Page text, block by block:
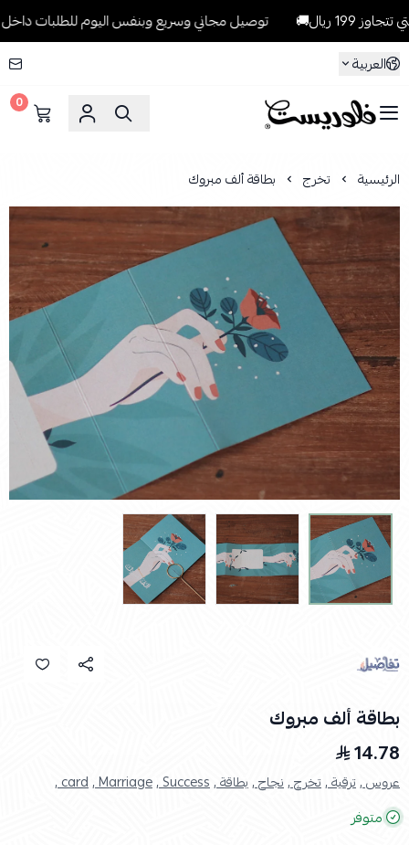
توصيل مجاني وسريع وبنفس اليوم للطلبات داخل الرياض
العربية
فلوريست Florist
0
الرئيسية تخرج بطاقة ألف مبروك
بطاقة ألف مبروك
14.78
عروس ,ترقية ,تخرج ,نجاح ,بطاقة ,Success ,
Marriage ,
card ,
متوفر